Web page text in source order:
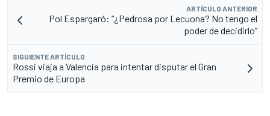
ARTÍCULO ANTERIOR
Pol Espargaró: “¿Pedrosa por Lecuona? No tengo el
poder de decidirlo”
SIGUIENTE ARTÍCULO
Rossi viaja a Valencia para intentar disputar el Gran
Premio de Europa